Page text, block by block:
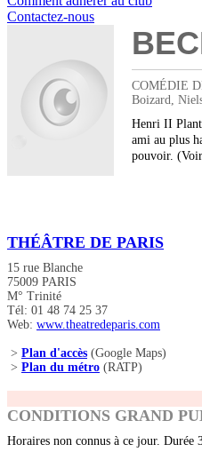
Contactez-nous
COMÉDIE
Boizard,
Henri II
ami au plus
pouvoir.
THÉÂTRE DE PARIS
15 rue Blanche
75009 PARIS
M° Trinité
Tél: 01 48 74 25 37
Web: www.theatredeparis.com
> Plan d'accès (Google Maps)
> Plan du métro (RATP)
CONDITIONS GRAND
Horaires non connus à ce jour. Durée